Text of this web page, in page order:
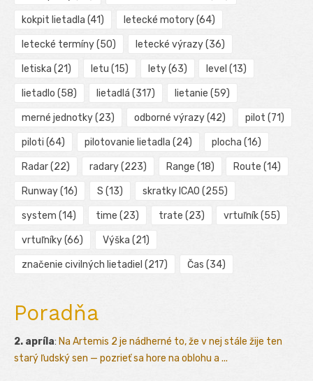
kokpit lietadla (41) letecké motory(64)
letecké termíny(50) letecké výrazy(36)
letiska (21) letu (15) lety(63) level (13)
lietadlo (58) lietadlá (317) lietanie (59)
merné jednotky(23) odborné výrazy(42) pilot (71)
piloti (64) pilotovanie lietadla (24) plocha (16)
Radar(22) radary(223) Range (18) Route (14)
Runway(16) S (13) skratky ICAO (255)
system (14) time (23) trate (23) vrtuľník(55)
vrtuľníky(66) Výška (21)
značenie civilných lietadiel (217) Čas (34)
Poradňa
2. apríla: Na Artemis 2 je nádherné to, že v nej stále žije ten
starý ľudský sen — pozrieť sa hore na oblohu a ...